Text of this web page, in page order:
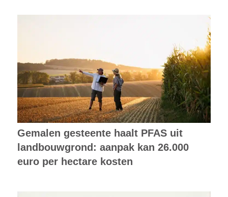
Gemalen gesteente haalt PFAS uit
landbouwgrond: aanpak kan 26.000
euro per hectare kosten